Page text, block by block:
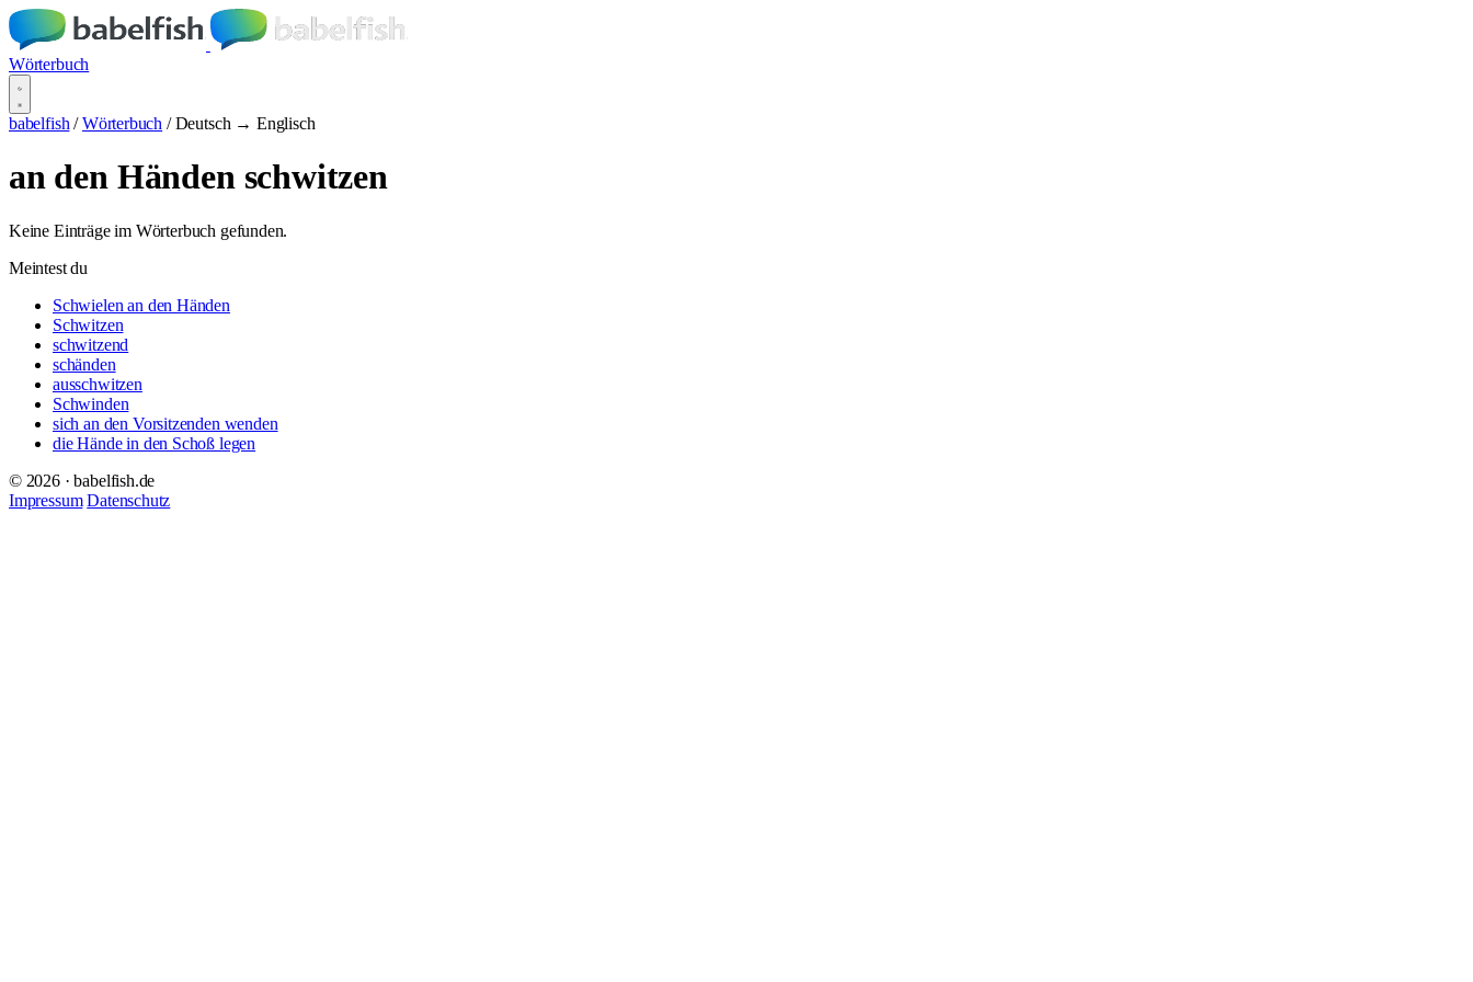
Wörterbuch
babelfish / Wörterbuch / Deutsch → Englisch
an den Händen schwitzen
Keine Einträge im Wörterbuch gefunden.
Meintest du
Schwielen an den Händen
Schwitzen
schwitzend
schänden
ausschwitzen
Schwinden
sich an den Vorsitzenden wenden
die Hände in den Schoß legen
© 2026 · babelfish.de
Impressum Datenschutz